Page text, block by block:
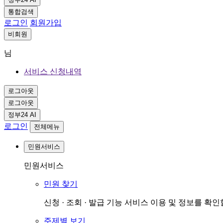
통합검색
로그인 회원가입
비회원
님
서비스 신청내역
로그아웃
로그아웃
정부24 AI
로그인 전체메뉴
민원서비스
민원서비스
민원 찾기
신청 · 조회 · 발급 기능 서비스 이용 및 정보를 확인
주제별 보기